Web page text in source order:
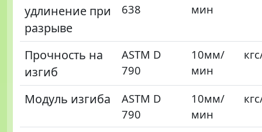
удлинение при
разрыве
638
мин
Прочность на
изгиб
ASTM D
790
10мм/
мин
Модуль изгиба
ASTM D
790
10мм/
мин